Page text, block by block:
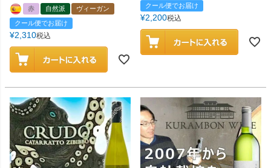
赤 自然派
ヴィーガン
クール便でお届け
¥2,310税込
クール便でお届け
¥2,200税込